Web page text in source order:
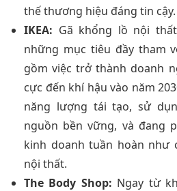
thế thương hiệu đáng tin cậy.
IKEA: Gã khổng lồ nội
những mục tiêu đầy tham
gồm việc trở thành doanh
cực đến khí hậu vào năm
năng lượng tái tạo, sử
nguồn bền vững, và đang
kinh doanh tuần hoàn như
nội thất.
The Body Shop: Ngay từ